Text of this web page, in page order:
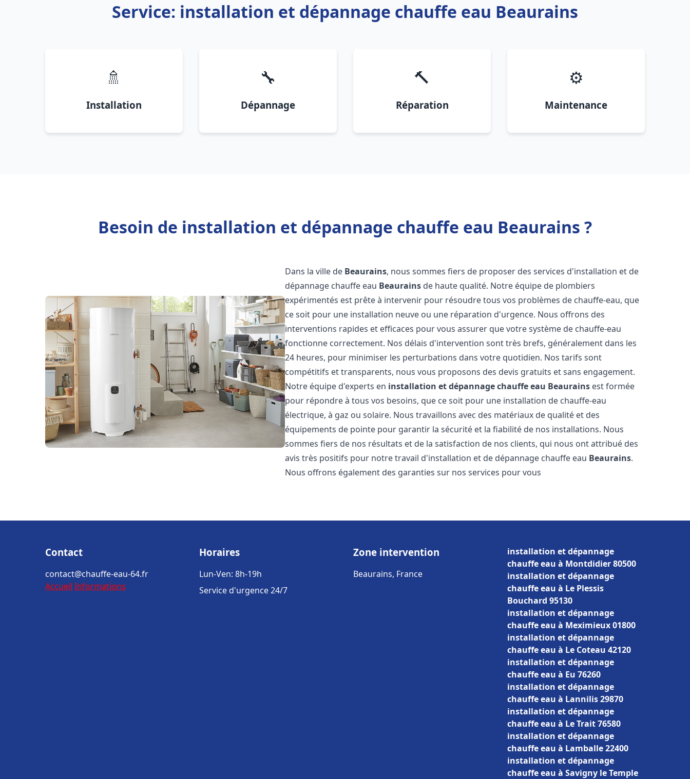
Service: installation et dépannage chauffe eau Beaurains
🚿
Installation
🔧
Dépannage
🔨
Réparation
⚙️
Maintenance
Besoin de installation et dépannage chauffe eau Beaurains ?
Dans la ville de Beaurains, nous sommes fiers de proposer des services d'installation et de
dépannage chauffe eau Beaurains de haute qualité. Notre équipe de plombiers
expérimentés est prête à intervenir pour résoudre tous vos problèmes de chauffe-eau, que
ce soit pour une installation neuve ou une réparation d'urgence. Nous offrons des
interventions rapides et efficaces pour vous assurer que votre système de chauffe-eau
fonctionne correctement. Nos délais d'intervention sont très brefs, généralement dans les
24 heures, pour minimiser les perturbations dans votre quotidien. Nos tarifs sont
compétitifs et transparents, nous vous proposons des devis gratuits et sans engagement.
Notre équipe d'experts en installation et dépannage chauffe eau Beaurains est formée
pour répondre à tous vos besoins, que ce soit pour une installation de chauffe-eau
électrique, à gaz ou solaire. Nous travaillons avec des matériaux de qualité et des
équipements de pointe pour garantir la sécurité et la fiabilité de nos installations. Nous
sommes fiers de nos résultats et de la satisfaction de nos clients, qui nous ont attribué des
avis très positifs pour notre travail d'installation et de dépannage chauffe eau Beaurains.
Nous offrons également des garanties sur nos services pour vous
Contact
contact@chauffe-eau-64.fr
Accueil Informations
Horaires
Lun-Ven: 8h-19h
Service d'urgence 24/7
Zone intervention
Beaurains, France
installation et dépannage
chauffe eau à Montdidier 80500
installation et dépannage
chauffe eau à Le Plessis
Bouchard 95130
installation et dépannage
chauffe eau à Meximieux 01800
installation et dépannage
chauffe eau à Le Coteau 42120
installation et dépannage
chauffe eau à Eu 76260
installation et dépannage
chauffe eau à Lannilis 29870
installation et dépannage
chauffe eau à Le Trait 76580
installation et dépannage
chauffe eau à Lamballe 22400
installation et dépannage
chauffe eau à Savigny le Temple